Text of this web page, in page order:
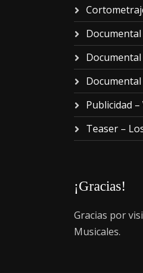
Documental
Publicidad
Teaser –
¡Gracias!
Gracias por
Musicales.